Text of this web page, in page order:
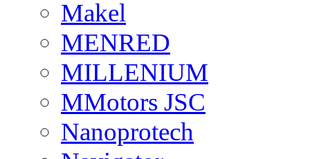
Makel
MENRED
MILLENIUM
MMotors JSC
Nanoprotech